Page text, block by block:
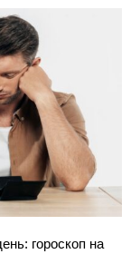
гороскоп на